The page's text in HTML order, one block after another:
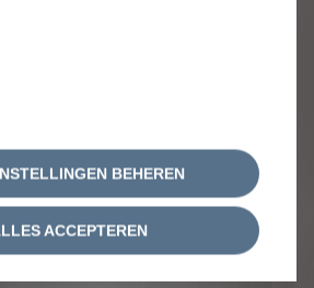
INSTELLINGEN BEHEREN
ACCEPTEREN